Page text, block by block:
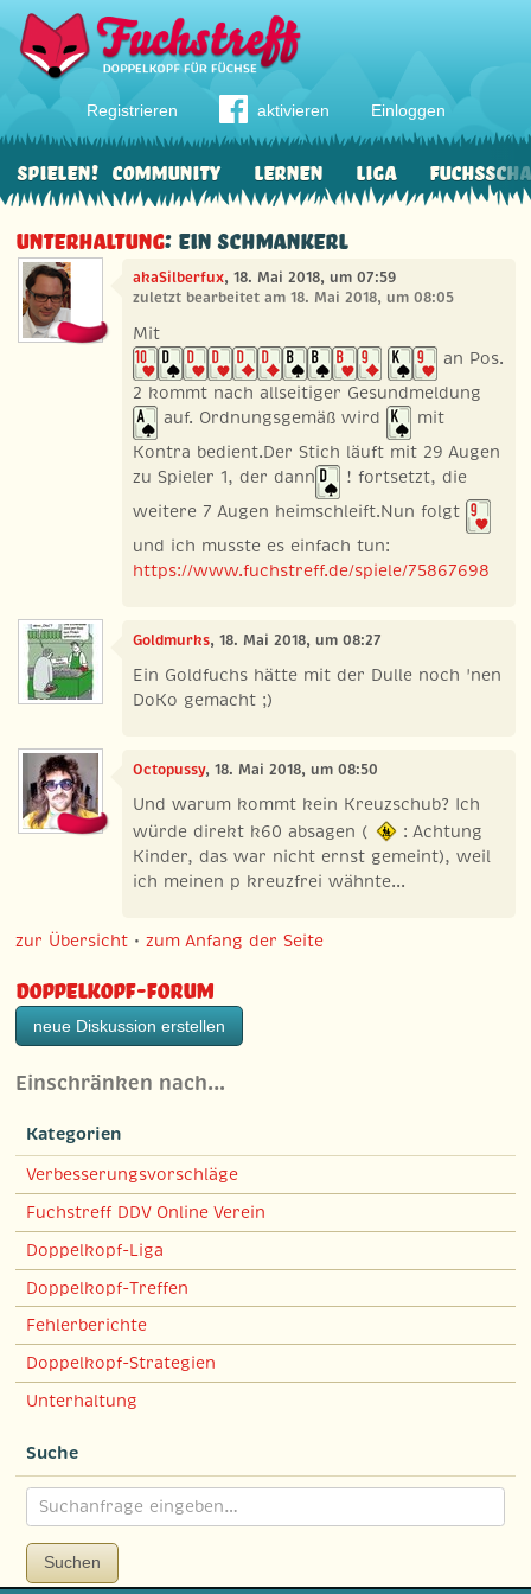
Registrieren aktivieren Einloggen
Community Lernen Liga
Spielen!
Unterhaltung: Ein Schmankerl
akaSilberfux, 18. Mai 2018, um 07:59
zuletzt bearbeitet am 18. Mai 2018, um 08:05
Mit
an Pos.
2 kommt nach allseitiger Gesundmeldung
auf. Ordnungsgemäß wird
mit
Kontra bedient.Der Stich läuft mit 29 Augen
zu Spieler 1, der dann
! fortsetzt, die
weitere 7 Augen heimschleift.Nun folgt
und ich musste es einfach tun:
https://www.fuchstreff.de/spiele/75867698
Goldmurks, 18. Mai 2018, um 08:27
Ein Goldfuchs hätte mit der Dulle noch 'nen
DoKo gemacht ;)
Octopussy, 18. Mai 2018, um 08:50
Und warum kommt kein Kreuzschub? Ich
würde direkt k60 absagen (
: Achtung
Kinder, das war nicht ernst gemeint), weil
ich meinen p kreuzfrei wähnte...
zur Übersicht •zum Anfang der Seite
Doppelkopf-Forum
neue Diskussion erstellen
Einschränken nach…
Kategorien
Verbesserungsvorschläge
Fuchstreff DDV Online Verein
Doppelkopf-Liga
Doppelkopf-Treffen
Fehlerberichte
Doppelkopf-Strategien
Unterhaltung
Suche
Suchen